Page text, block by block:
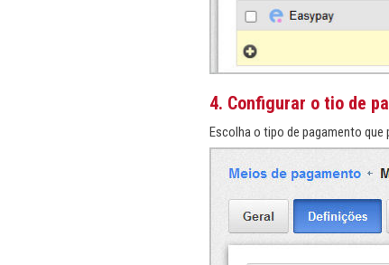
4. Configurar o tio de
Escolha o tipo de pagamento que